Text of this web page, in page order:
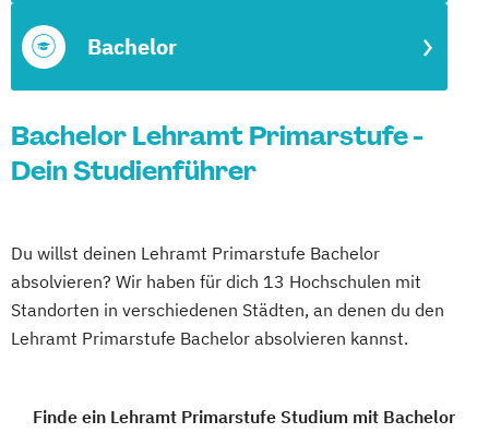
Bachelor
Bachelor Lehramt Primarstufe -
Dein Studienführer
Du willst deinen Lehramt Primarstufe Bachelor
absolvieren? Wir haben für dich 13 Hochschulen mit
Standorten in verschiedenen Städten, an denen du den
Lehramt Primarstufe Bachelor absolvieren kannst.
Finde ein Lehramt Primarstufe Studium mit Bachelor